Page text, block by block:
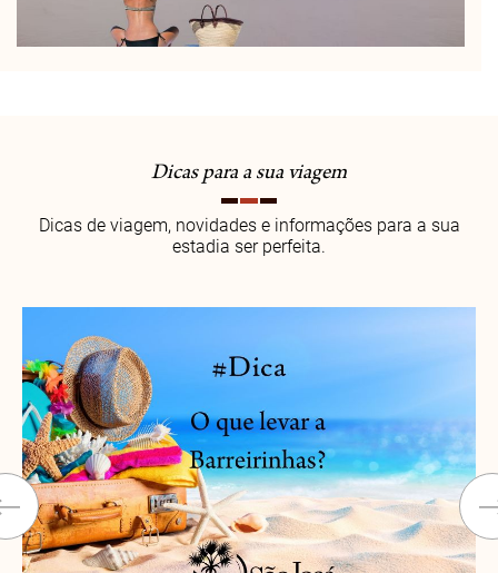
Dicas para a sua viagem
Dicas de viagem, novidades e informações para a sua
estadia ser perfeita.